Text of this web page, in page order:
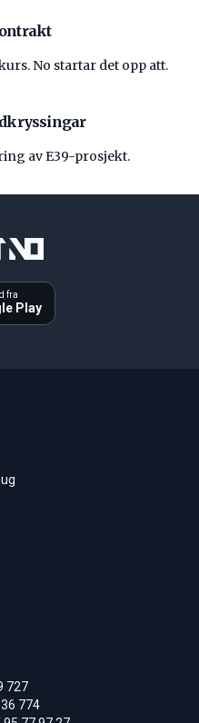
No startar det opp att.
av E39-prosjekt.
fra
Play
727
774